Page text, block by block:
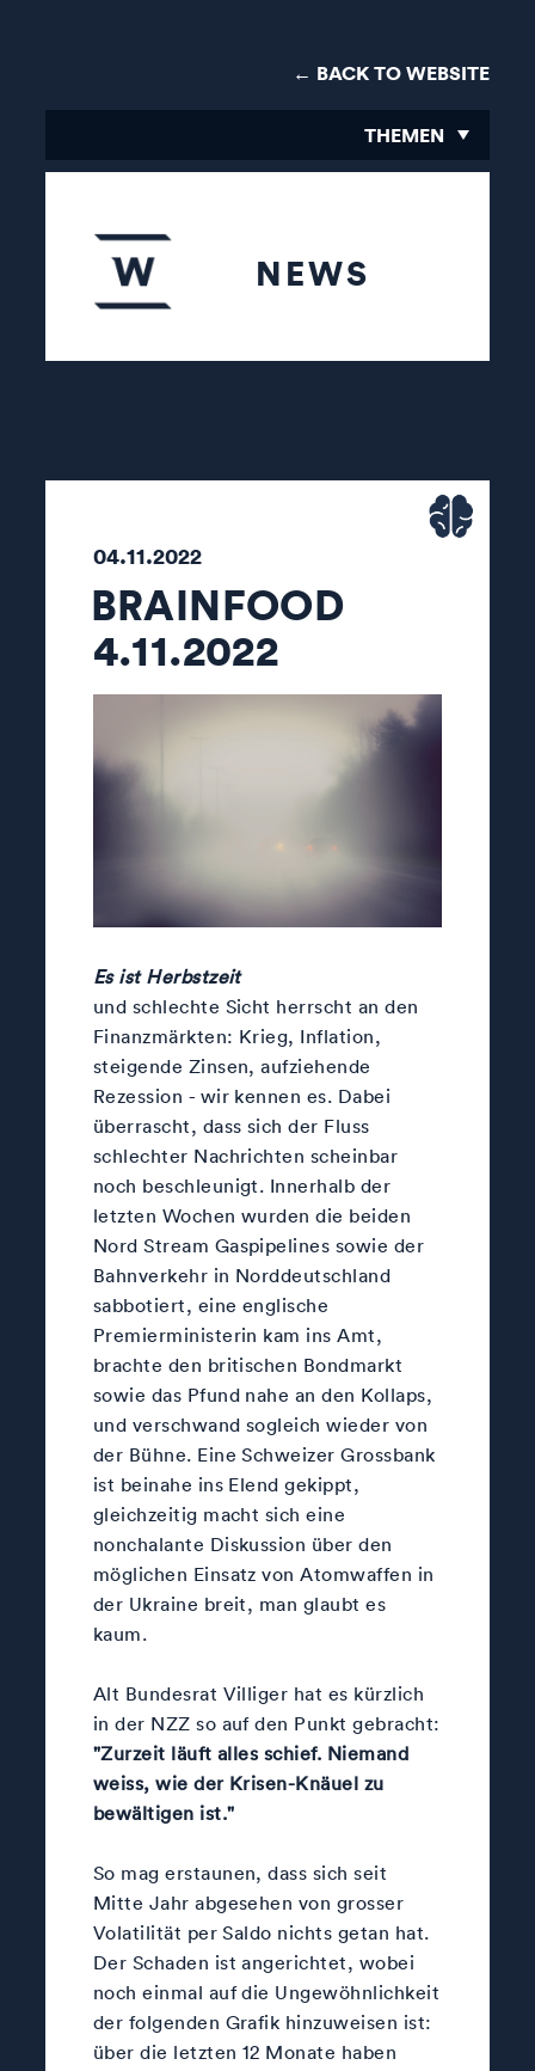
← BACK TO WEBSITE
THEMEN
NEWS
04.11.2022
BRAINFOOD
4.11.2022
Es ist Herbstzeit
und schlechte Sicht herrscht an den
Finanzmärkten: Krieg, Inflation,
steigende Zinsen, aufziehende
Rezession - wir kennen es. Dabei
überrascht, dass sich der Fluss
schlechter Nachrichten scheinbar
noch beschleunigt. Innerhalb der
letzten Wochen wurden die beiden
Nord Stream Gaspipelines sowie der
Bahnverkehr in Norddeutschland
sabbotiert, eine englische
Premierministerin kam ins Amt,
brachte den britischen Bondmarkt
sowie das Pfund nahe an den Kollaps,
und verschwand sogleich wieder von
der Bühne. Eine Schweizer Grossbank
ist beinahe ins Elend gekippt,
gleichzeitig macht sich eine
nonchalante Diskussion über den
möglichen Einsatz von Atomwaffen in
der Ukraine breit, man glaubt es
kaum.
Alt Bundesrat Villiger hat es kürzlich
in der NZZ so auf den Punkt gebracht:
"Zurzeit läuft alles schief. Niemand
weiss, wie der Krisen-Knäuel zu
bewältigen ist."
So mag erstaunen, dass sich seit
Mitte Jahr abgesehen von grosser
Volatilität per Saldo nichts getan hat.
Der Schaden ist angerichtet, wobei
noch einmal auf die Ungewöhnlichkeit
der folgenden Grafik hinzuweisen ist:
über die letzten 12 Monate haben